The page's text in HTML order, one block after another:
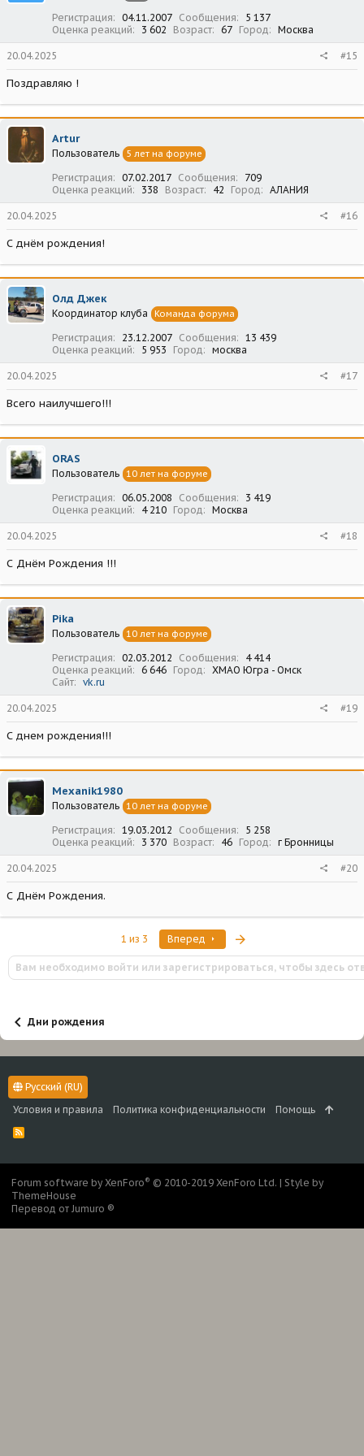
Регистрация 04.11.2007 Сообщения
5 137
Оценка реакций
3 602 Возраст 67 Город Москва
20.04.2025 #15
Поздравляю !
Artur
Пользователь 5 лет на форуме
Регистрация 07.02.2017 Сообщения
709
Оценка реакций
338 Возраст 42 Город АЛАНИЯ
20.04.2025 #16
С днём рождения!
Олд Джек
Координатор клуба Команда форума
Регистрация 23.12.2007 Сообщения
13 439
Оценка реакций
5 953 Город москва
20.04.2025 #17
Всего наилучшего!!!
ORAS
Пользователь 10 лет на форуме
Регистрация 06.05.2008 Сообщения
3 419
Оценка реакций
4 210 Город Москва
20.04.2025 #18
С Днём Рождения !!!
Pika
Пользователь 10 лет на форуме
Регистрация 02.03.2012 Сообщения
4 414
Оценка реакций
6 646 Город
ХМАО Югра - Омск
Сайт
vk.ru
20.04.2025 #19
С днем рождения!!!
Mexanik1980
Пользователь 10 лет на форуме
Регистрация 19.03.2012 Сообщения
5 258
Оценка реакций
3 370 Возраст 46 Город г Бронницы
20.04.2025 #20
С Днём Рождения.
1 из 3 Вперед
Вам необходимо войти или зарегистрироваться, чтобы здесь
Дни рождения
Русский (RU)
Условия и правила
Политика конфиденциальности Помощь
R
Forum software by XenForo® © 2010-2019 XenForo Ltd. | Style by
ThemeHouse
Перевод от Jumuro ®